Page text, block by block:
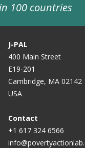
100 countries
J-PAL
400 Main Street
E19-201
Cambridge, MA 02142
USA
Contact
+1 617 324 6566